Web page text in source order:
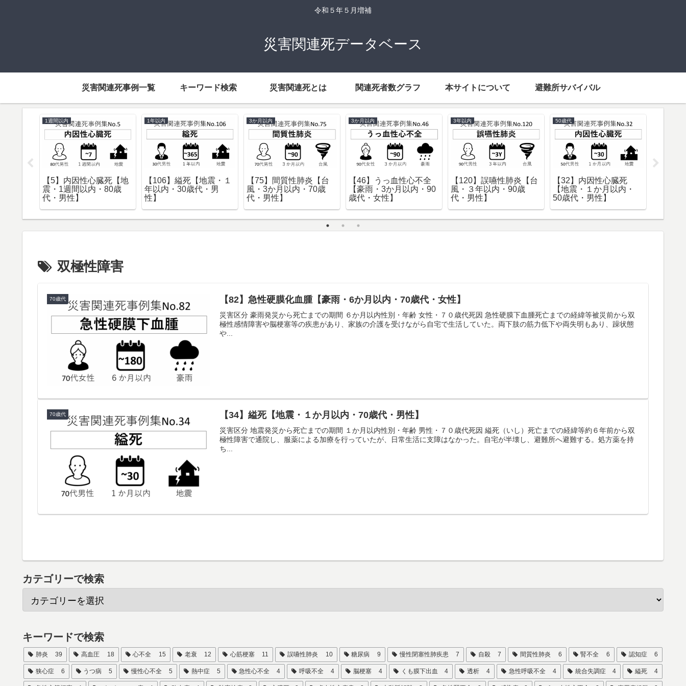
令和５年５月増補
災害関連死データベース
災害関連死事例一覧 キーワード検索 災害関連死とは 関連死者数グラフ 本サイトについて 避難所サバイバル
1週間以内
【5】内因性心臓死【地
震・1週間以内・80歳
代・男性】
1年以内
【106】縊死【地震・１
年以内・30歳代・男
性】
3か月以内
【75】間質性肺炎【台
風・3か月以内・70歳
代・男性】
3か月以内
【46】うっ血性心不全
【豪雨・3か月以内・90
歳代・女性】
3年以内
【120】誤嚥性肺炎【台
風・３年以内・90歳
代・男性】
50歳代
【32】内因性心臓死
【地震・１か月以内・
50歳代・男性】
双極性障害
70歳代 【82】急性硬膜化血腫【豪雨・6か月以内・70歳代・女性】
災害区分 豪雨発災から死亡までの期間 ６か月以内性別・年齢 女性・７０歳代死因 急性硬膜下血腫死亡までの経緯等被災前から双
極性感情障害や脳梗塞等の疾患があり、家族の介護を受けながら自宅で生活していた。両下肢の筋力低下や両失明もあり、躁状態
や...
70歳代 【34】縊死【地震・１か月以内・70歳代・男性】
災害区分 地震発災から死亡までの期間 １か月以内性別・年齢 男性・７０歳代死因 縊死（いし）死亡までの経緯等約６年前から双
極性障害で通院し、服薬による加療を行っていたが、日常生活に支障はなかった。自宅が半壊し、避難所へ避難する。処方薬を持
ち...
カテゴリーで検索
キーワードで検索
肺炎 39 高血圧 18 心不全 15 老衰 12 心筋梗塞 11 誤嚥性肺炎 10 糖尿病 9 慢性閉塞性肺疾患 7 自殺 7 間質性肺炎 6 腎不全 6 認知症 6
狭心症 6 うつ病 5 慢性心不全 5 熱中症 5 急性心不全 4 呼吸不全 4 脳梗塞 4 くも膜下出血 4 透析 4 急性呼吸不全 4 統合失調症 4 縊死 4